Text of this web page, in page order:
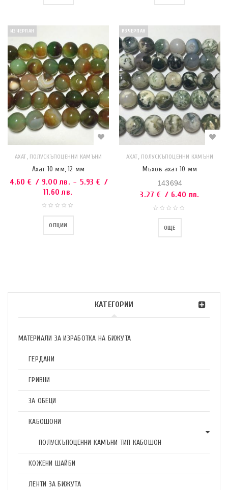
КАТЕГОРИИ
МАТЕРИАЛИ ЗА ИЗРАБОТКА НА БИЖУТА
ГЕРДАНИ
ГРИВНИ
ЗА ОБЕЦИ
КАБОШОНИ
ПОЛУСКЪПОЦЕННИ КАМЪНИ ТИП КАБОШОН
КОЖЕНИ ШАЙБИ
ЛЕНТИ ЗА БИЖУТА
ИЗЧЕРПАН
АХАТ, ПОЛУСКЪПОЦЕННИ КАМЪНИ
Ахат 10 мм, 12 мм
4.60 € / 9.00 лв. – 5.93 € /
11.60 лв.
ОПЦИИ
ИЗЧЕРПАН
АХАТ, ПОЛУСКЪПОЦЕННИ КАМЪНИ
Мъхов ахат 10 мм
143694
3.27 € / 6.40 лв.
ОЩЕ